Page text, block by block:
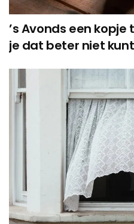
’s Avonds een
je dat beter niet